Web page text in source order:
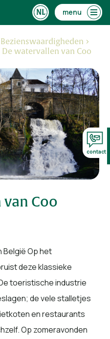
menu
Bezienswaardigheden
De watervallen van Coo
Coo
België Op het
deze klassieke
toeristische industrie
de vele stalletjes
en restaurants
Op zomeravonden
contact